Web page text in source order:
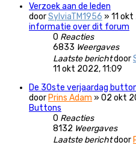
Verzoek aan de leden
doorSylviaTM1956 » 11
informatie over dit forum
0 Reacties
6833 Weergaves
Laatste berichtdoor
11 okt 2022, 11:09
De 30ste verjaardag
door Prins Adam » 02 okt
Buttons
0 Reacties
8132 Weergaves
Laatste berichtdoor